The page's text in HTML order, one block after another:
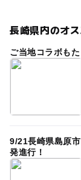
長崎県内のオ
ご当地コラボも
9/21長崎県島原
発進行！